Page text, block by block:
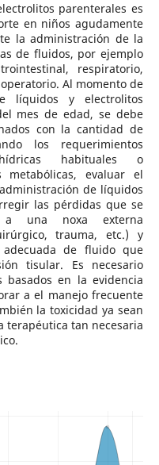
parenterales es
en niños agudamente
la administración de la
de fluidos, por ejemplo
respiratorio,
Al momento de
líquidos y electrolitos
mes de edad, se debe
con la cantidad de
los requerimientos
habituales o
metabólicas, evaluar el
de líquidos
las pérdidas que se
a una noxa externa
trauma, etc.) y
de fluido que
tisular. Es necesario
basados en la evidencia
a el manejo frecuente
la toxicidad ya sean
terapéutica tan necesaria